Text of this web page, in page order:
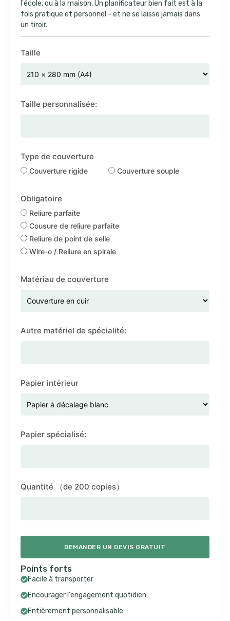
l'école, ou à la maison, Un planificateur bien fait est à la
fois pratique et personnel - et ne se laisse jamais dans
un tiroir.
Taille
Taille personnalisée:
Type de couverture
Couverture rigide Couverture souple
Obligatoire
Reliure parfaite
Cousure de reliure parfaite
Reliure de point de selle
Wire-o / Reliure en spirale
Matériau de couverture
Autre matériel de spécialité:
Papier intérieur
Papier spécialisé:
Quantité （de 200 copies）
DEMANDER UN DEVIS GRATUIT
Points forts
Facile à transporter
Encourager l'engagement quotidien
Entièrement personnalisable